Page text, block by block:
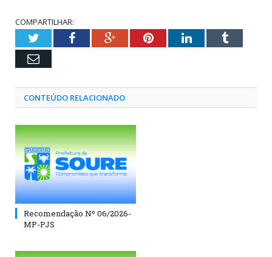
COMPARTILHAR:
TwitterFacebookGoogle+PinterestLinkedInTumblr
Email
CONTEÚDO RELACIONADO
Recomendação Nº 06/2026-
MP-PJS